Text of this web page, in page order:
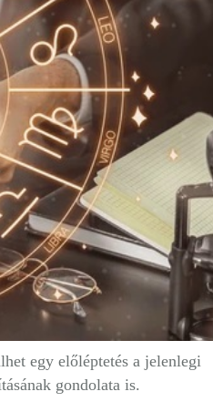
egy előléptetés a jelenlegi
gondolata is.